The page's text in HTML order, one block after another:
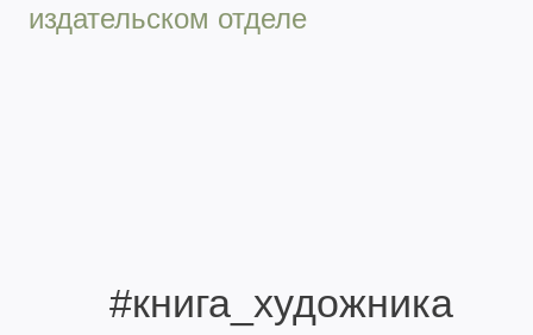
издательском отделе
#книга_художника